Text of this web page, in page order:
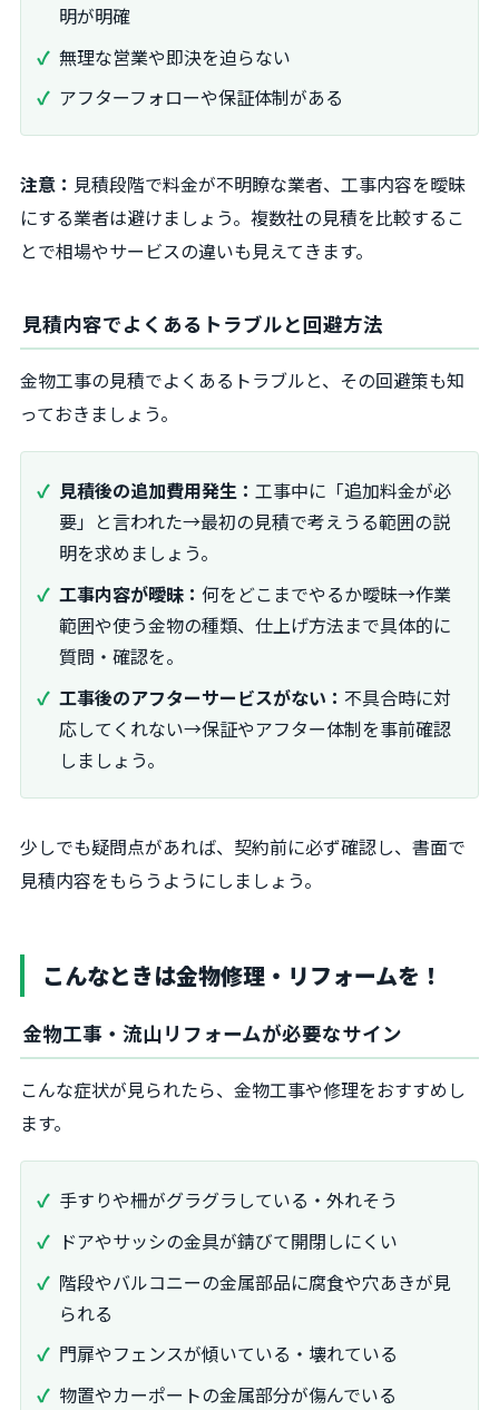
明が明確
無理な営業や即決を迫らない
アフターフォローや保証体制がある
注意： 見積段階で料金が不明瞭な業者、工事内容を曖昧
にする業者は避けましょう。複数社の見積を比較するこ
とで相場やサービスの違いも見えてきます。
見積内容でよくあるトラブルと回避方法
金物工事の見積でよくあるトラブルと、その回避策も知
っておきましょう。
見積後の追加費用発生： 工事中に「追加料金が必
要」と言われた→最初の見積で考えうる範囲の説
明を求めましょう。
工事内容が曖昧： 何をどこまでやるか曖昧→作業
範囲や使う金物の種類、仕上げ方法まで具体的に
質問・確認を。
工事後のアフターサービスがない： 不具合時に対
応してくれない→保証やアフター体制を事前確認
しましょう。
少しでも疑問点があれば、契約前に必ず確認し、書面で
見積内容をもらうようにしましょう。
こんなときは金物修理・リフォームを！
金物工事・流山リフォームが必要なサイン
こんな症状が見られたら、金物工事や修理をおすすめし
ます。
手すりや柵がグラグラしている・外れそう
ドアやサッシの金具が錆びて開閉しにくい
階段やバルコニーの金属部品に腐食や穴あきが見
られる
門扉やフェンスが傾いている・壊れている
物置やカーポートの金属部分が傷んでいる